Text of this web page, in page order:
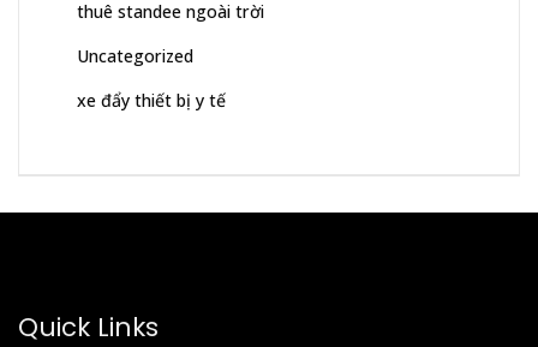
thuê standee ngoài trời
Uncategorized
xe đẩy thiết bị y tế
Quick Links